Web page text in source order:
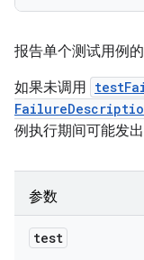
报告单个测试用例
如果未调用
例执行期间可能发
参数
test